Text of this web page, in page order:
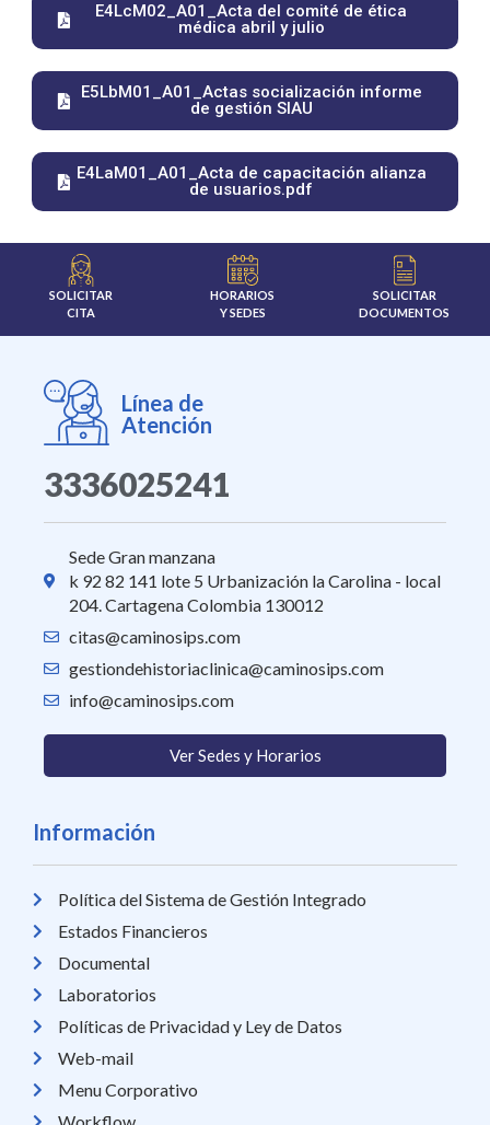
E4LcM02_A01_Acta del comité de ética
médica abril y julio
E5LbM01_A01_Actas socialización informe
de gestión SIAU
E4LaM01_A01_Acta de capacitación alianza
de usuarios.pdf
SOLICITAR
CITA
HORARIOS
Y SEDES
SOLICITAR
DOCUMENTOS
Línea de
Atención
3336025241
Sede Gran manzana
k 92 82 141 lote 5 Urbanización la Carolina - local
204. Cartagena Colombia 130012
citas@caminosips.com
gestiondehistoriaclinica@caminosips.com
info@caminosips.com
Ver Sedes y Horarios
Información
Política del Sistema de Gestión Integrado
Estados Financieros
Documental
Laboratorios
Políticas de Privacidad y Ley de Datos
Web-mail
Menu Corporativo